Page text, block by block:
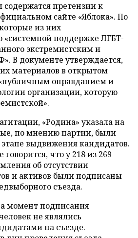
содержатся претензии к
сайте «Яблока». По
из них
«системной поддержке ЛГБТ-
экстремистским и
В документе утверждается,
материалов в открытом
«публичным оправданием и
организации, которую
«Родина» указала на
по мнению партии, были
выдвижения кандидатов.
говорится, что у 218 из 269
об отсутствии
и активов были подписаны
съезда.
момент подписания
не являлись
на съезде.